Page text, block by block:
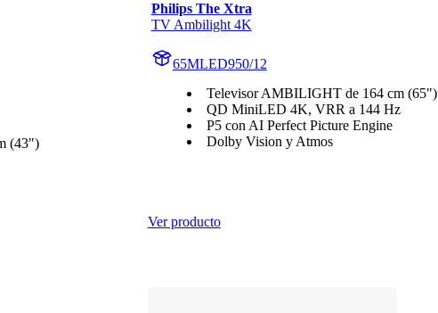
(43")
Philips The Xtra
TV Ambilight 4K
65MLED950/12
Televisor AMBILIGHT de 164 cm (65")
QD MiniLED 4K, VRR a 144 Hz
P5 con AI Perfect Picture Engine
Dolby Vision y Atmos
Ver producto